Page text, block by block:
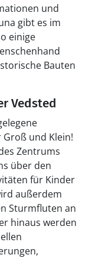
und
gibt es im
einige
Bauten
Vedsted
und Klein!
Zentrums
über den
für Kinder
außerdem
Sturmfluten an
hinaus werden